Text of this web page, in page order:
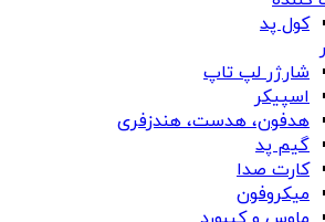
کول پد
شارژر لپ تاپ
اسپیکر
هدفون، هدست، هندزفری
گیم پد
کارت صدا
میکروفون